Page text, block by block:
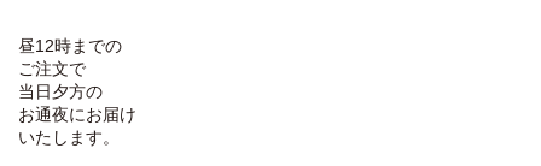
昼12時までの
ご注文で
当日夕方の
お通夜にお届け
いたします。